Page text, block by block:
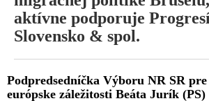
aktívne podporuje
Slovensko & spol.
Podpredsedníčka Výboru NR SR pre
európske záležitosti Beáta Jurík (PS)